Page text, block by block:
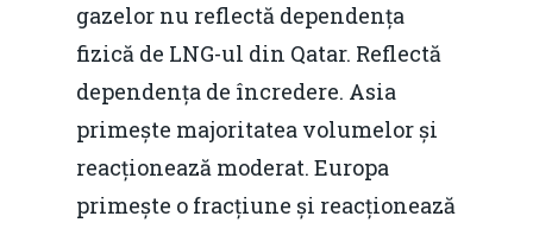
gazelor nu reflectă dependența
fizică de LNG-ul din Qatar. Reflectă
dependența de încredere. Asia
primește majoritatea volumelor și
reacționează moderat. Europa
primește o fracțiune și reacționează